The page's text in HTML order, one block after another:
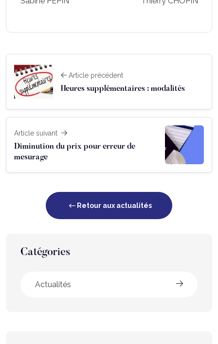
Article précédent
Heures supplémentaires : modalités
Article suivant
Diminution du prix pour erreur de
mesurage
Retour aux actualités
Catégories
Actualités